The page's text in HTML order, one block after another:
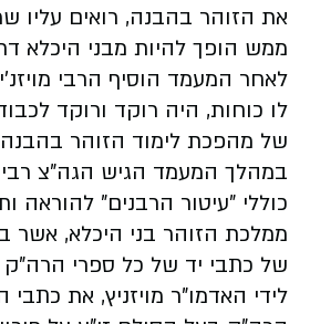
את הזוהר בהבנה, רואים עליו
ממש הופך להיות מבני היכלא
לאחר המעמד הוסיף הרבי
לו כוחות, היה רוקד ורוקד
של מהפכת לימוד הזוהר
במהלך המעמד הגיש הגה"צ
כוללי "עיטור הרבנים" להוראה
ממלכת הזוהר בני היכלא, אשר
של כתבי יד של כל ספרי הרה"ק
לידי האדמו"ר מויזניץ, את